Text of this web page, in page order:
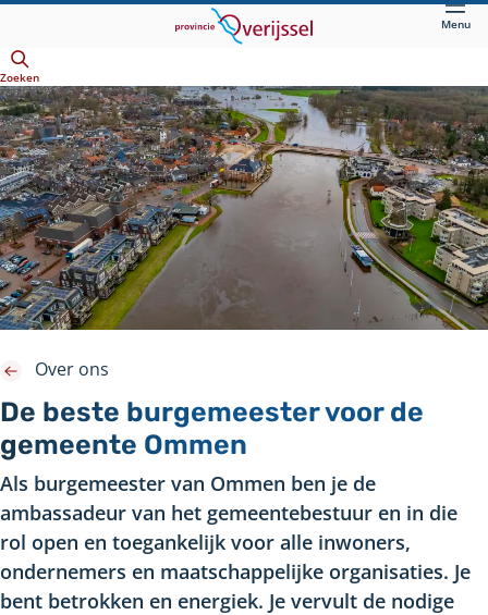
hoofdinhoud
Menu
Zoeken
De beste burgemeester voor de
gemeente Ommen
Over ons
Als burgemeester van Ommen ben je de
ambassadeur van het gemeentebestuur en in die
rol open en toegankelijk voor alle inwoners,
ondernemers en maatschappelijke organisaties. Je
bent betrokken en energiek. Je vervult de nodige